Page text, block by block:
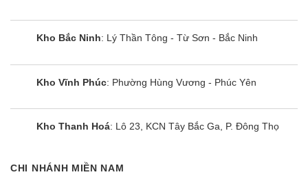
Kho Bắc Ninh: Lý Thần Tông - Từ Sơn - Bắc Ninh
Kho Vĩnh Phúc: Phường Hùng Vương - Phúc Yên
Kho Thanh Hoá: Lô 23, KCN Tây Bắc Ga, P. Đông Thọ
CHI NHÁNH MIỀN NAM